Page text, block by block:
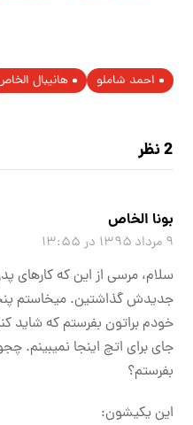
احمد شاملو هانیبال
2 نظر
بونا الخاص
۹ مرداد ۱۳۹۵ در ۱۳:۵۵
سلام، مرسی از این که کارهای
جدیدش گذاشتین. میخاستم
خودم براتون بفرستم که شاید
جای برای اتچ اینجا نمیبینم.
بفرستم؟
این یکیشون: